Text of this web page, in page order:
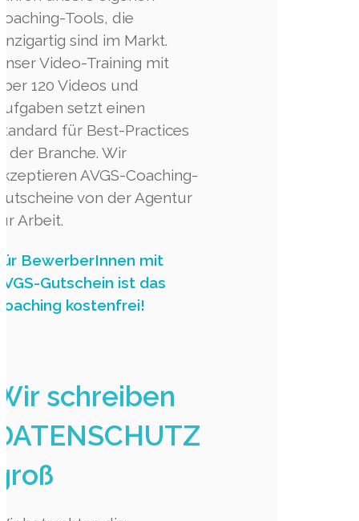
Tools, die
sind im Markt.
Video-Training mit
120 Videos und
setzt einen
für Best-Practices
der Branche. Wir
AVGS-Coaching-
von der Agentur
Arbeit.
BewerberInnen mit
Gutschein ist das
kostenfrei!
schreiben